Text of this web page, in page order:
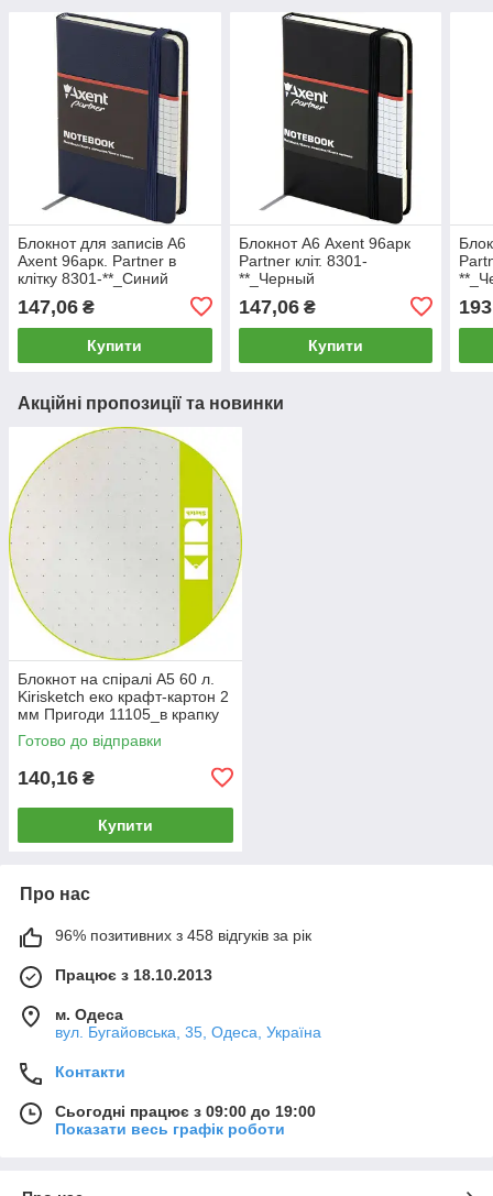
Блокнот для записів А6
Axent 96арк. Partner в
клітку 8301-**_Синий
147,06 ₴
Купити
Блокнот А6 Axent 96арк
Partner кліт. 8301-
**_Черный
147,06₴
Купити
Акційні пропозиції та новинки
Блокнот на спіралі А5 60 л.
Kirisketch еко крафт-картон 2
мм Пригоди 11105_в крапку
Готово до відправки
140,16 ₴
Купити
Про нас
96% позитивних з 458 відгуків за рік
Працює з 18.10.2013
м. Одеса
вул. Бугайовська, 35, Одеса, Україна
Контакти
Сьогодні працює з 09:00 до 19:00
Показати весь графік роботи